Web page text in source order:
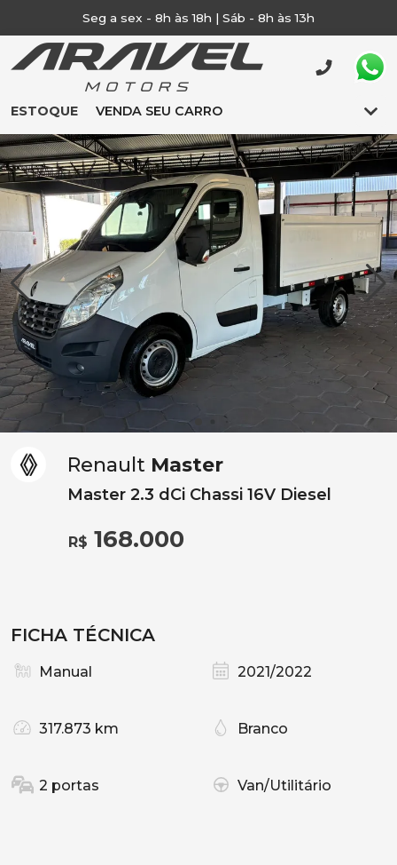
Seg a sex - 8h às 18h | Sáb - 8h às 13h
ESTOQUE VENDA SEU CARRO
Renault Master
Master 2.3 dCi Chassi 16V Diesel
R$ 168.000
FICHA TÉCNICA
Manual 2021/2022
317.873 km Branco
2 portas Van/Utilitário